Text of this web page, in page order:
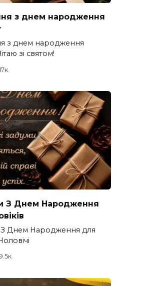
з днем народження
з днем народження
зі святом!
З Днем Народження
Днем Народження для